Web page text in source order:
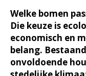
Welke bomen
Die keuze is
economisch en
belang.
onvoldoende